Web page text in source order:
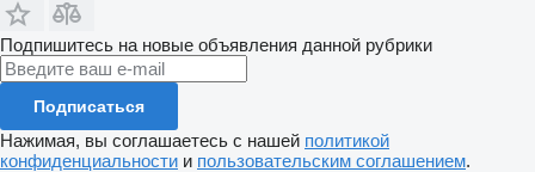
Подпишитесь на новые объявления данной рубрики
Подписаться
Нажимая, вы соглашаетесь с нашей политикой
конфиденциальности и пользовательским соглашением.